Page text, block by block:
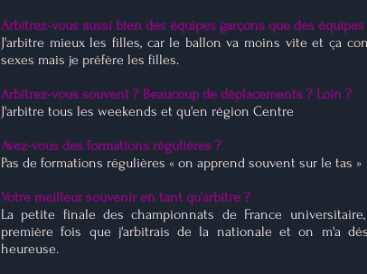
Arbitrez-vous aussi bien des équipes garçons que des
J'arbitre mieux les filles, car le ballon va moins vite et ça
sexes mais je préfère les filles.
Arbitrez-vous souvent ? Beaucoup de déplacements ? Loin ?
J'arbitre tous les weekends et qu'en région Centre
Avez-vous des formations régulières ?
Pas de formations régulières « on apprend souvent sur le tas »
Votre meilleur souvenir en tant qu’arbitre ?
La petite finale des championnats de France
première fois que j'arbitrais de la nationale et on m'a
heureuse.